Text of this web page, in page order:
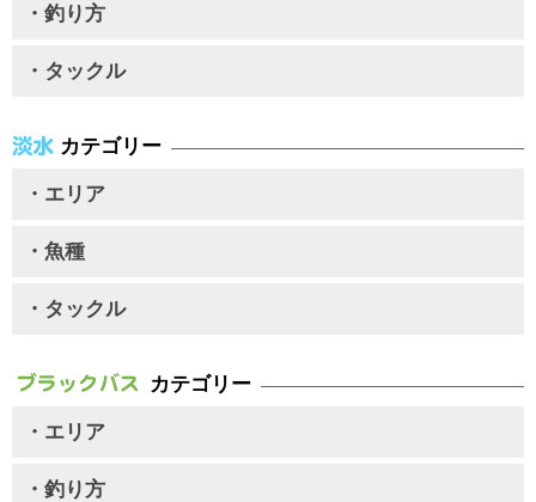
・釣り方
・タックル
カテゴリー
・エリア
・魚種
・タックル
カテゴリー
・エリア
・釣り方